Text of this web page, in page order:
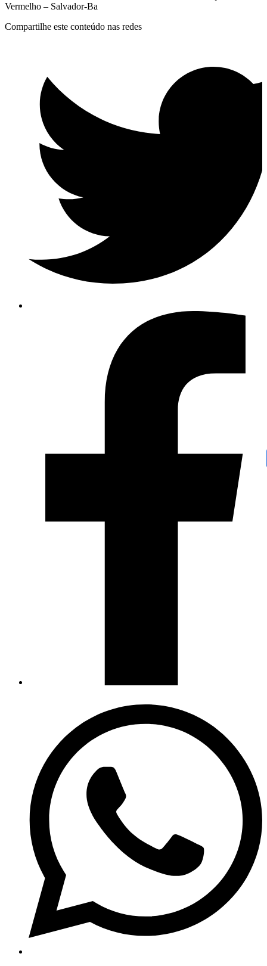
Vermelho – Salvador-Ba
Compartilhe este conteúdo nas redes